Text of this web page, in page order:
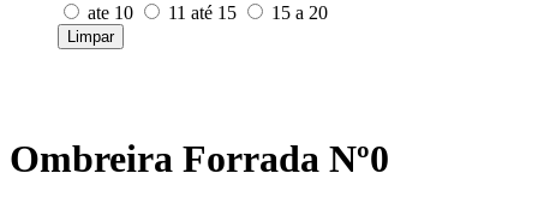
ate 10 11 até 15 15 a 20
Limpar
Ombreira Forrada Nº0